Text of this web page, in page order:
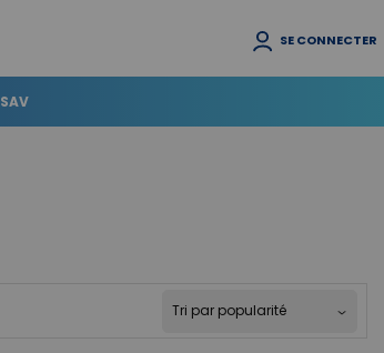
SE CONNECTER
SAV